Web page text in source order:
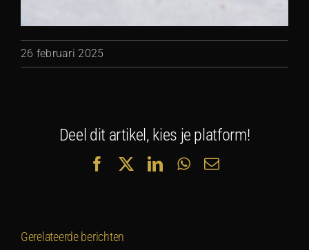
26 februari 2025
Deel dit artikel, kies je platform!
FacebookLinkedInWhatsApp
E-
Gerelateerde berichten